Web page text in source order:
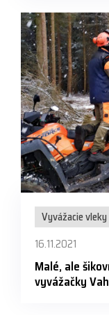
Vyvážacie vleky
16.11.2021
Malé, ale
vyvážačky